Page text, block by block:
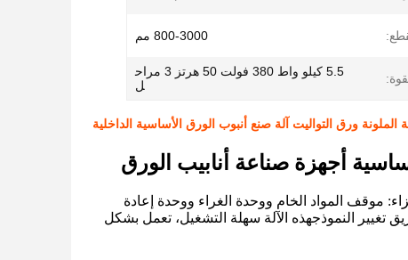
800-3000 مم
5.5 كيلو واط 380 فولت 50 هرتز 3 مراح
ل
الملونة ورق التواليت آلة صنع أنبوب الورق الأساسية الداخلية
أجهزة صناعة أنابيب الورق
موقف المواد الخام ووحدة الغراء ووحدة إعادة
النموذجهذه الآلة سهلة التشغيل، تعمل بشكل